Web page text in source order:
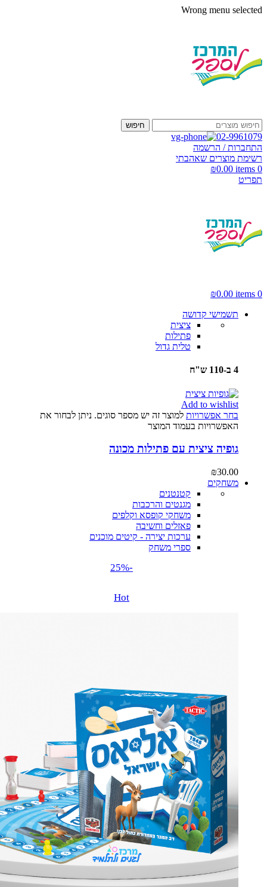
Wrong menu selected
חיפוש
02-9961079
התחברות / הרשמה
רשימת מוצרים שאהבתי
0
items
₪0.00
תפריט
0
items
₪0.00
תשמישי קדושה
ציצית
פתילות
טלית גדול
4 ב-110 ש"ח
Add to wishlist
בחר אפשרויות למוצר זה יש מספר סוגים. ניתן לבחור את
האפשרויות בעמוד המוצר
גופיה ציצית עם פתילות מכונה
₪30.00
משחקים
קטנטנים
מגנטים והרכבות
משחקי קופסא וקלפים
פאזלים וחשיבה
ערכות יצירה - קיטים מוכנים
ספרי משחק
-25%
Hot